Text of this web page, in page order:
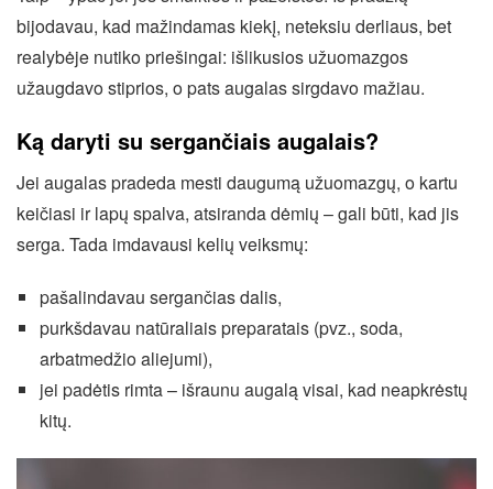
bijodavau, kad mažindamas kiekį, neteksiu derliaus, bet
realybėje nutiko priešingai: išlikusios užuomazgos
užaugdavo stiprios, o pats augalas sirgdavo mažiau.
Ką daryti su sergančiais augalais?
Jei augalas pradeda mesti daugumą užuomazgų, o kartu
keičiasi ir lapų spalva, atsiranda dėmių – gali būti, kad jis
serga. Tada imdavausi kelių veiksmų:
pašalindavau sergančias dalis,
purkšdavau natūraliais preparatais (pvz., soda,
arbatmedžio aliejumi),
jei padėtis rimta – išraunu augalą visai, kad neapkrėstų
kitų.